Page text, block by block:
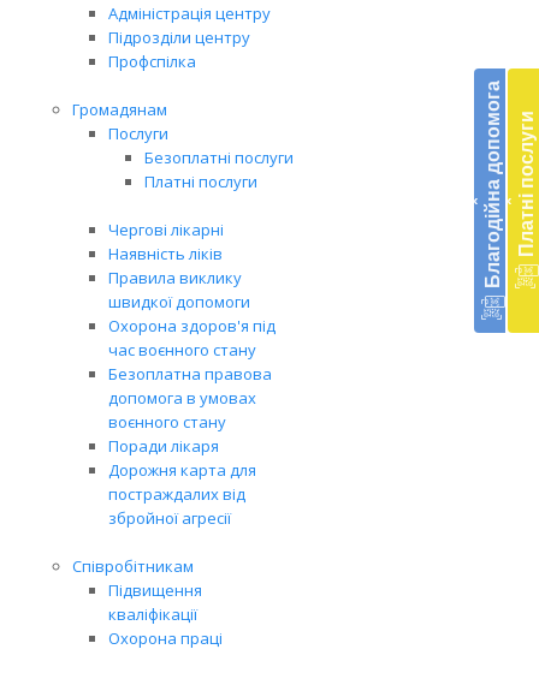
Адміністрація центру
Підрозділи центру
Профспілка
Громадянам
Послуги
Безоплатні послуги
Платні послуги
Чергові лікарні
Наявність ліків
Правила виклику
швидкої допомоги
Охорона здоров'я під
час воєнного стану
Безоплатна правова
допомога в умовах
воєнного стану
Поради лікаря
Дорожня карта для
постраждалих від
збройної агресії
Співробітникам
Підвищення
кваліфікації
Охорона праці
‹ Благодійна допомога ‹ Платні послуги